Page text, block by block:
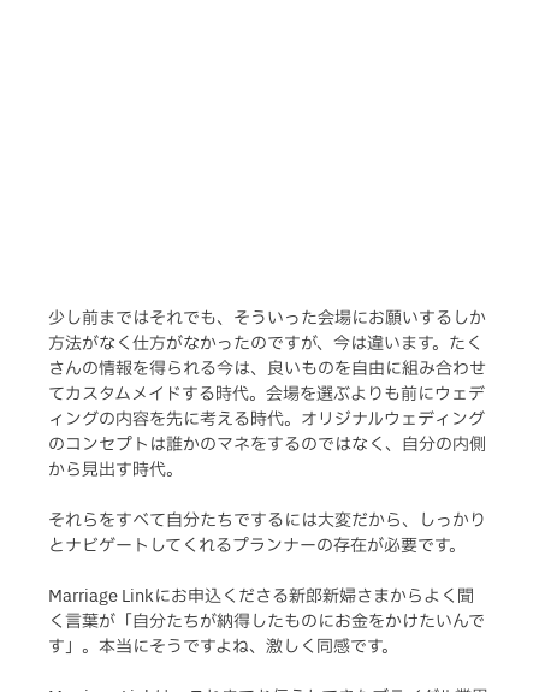
少し前まではそれでも、そういった会場にお願いするしか
方法がなく仕方がなかったのですが、今は違います。たく
さんの情報を得られる今は、良いものを自由に組み合わせ
てカスタムメイドする時代。会場を選ぶよりも前にウェデ
ィングの内容を先に考える時代。オリジナルウェディング
のコンセプトは誰かのマネをするのではなく、自分の内側
から見出す時代。
それらをすべて自分たちでするには大変だから、しっかり
とナビゲートしてくれるプランナーの存在が必要です。
Marriage Linkにお申込くださる新郎新婦さまからよく聞
く言葉が「自分たちが納得したものにお金をかけたいんで
す」。本当にそうですよね、激しく同感です。